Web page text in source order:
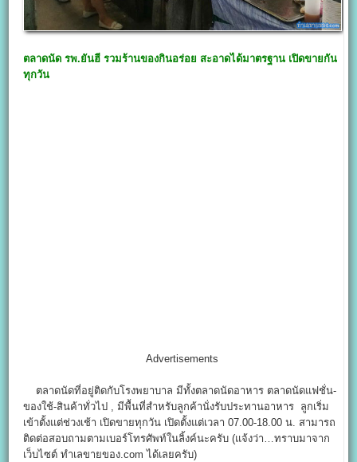
ตลาดนัด รพ.ยันฮี รวมร้านของกินอร่อย สะอาดได้มาตรฐาน เปิดขายกัน
ทุกวัน
Advertisements
ตลาดนัดที่อยู่ติดกับโรงพยาบาล มีทั้งตลาดนัดอาหาร ตลาดนัดแฟชั่น-
ของใช้-สินค้าทั่วไป , มีพื้นที่สำหรับลูกค้านั่งรับประทานอาหาร ลูกเริ่ม
เข้าตั้งแต่ช่วงเช้า เปิดขายทุกวัน เปิดตั้งแต่เวลา 07.00-18.00 น. สามารถ
ติดต่อสอบถามตามเบอร์โทรศัพท์ในลิ้งค์นะครับ (แจ้งว่า…ทราบมาจาก
เว็บไซต์ ทำเลขายของ.com ได้เลยครับ)